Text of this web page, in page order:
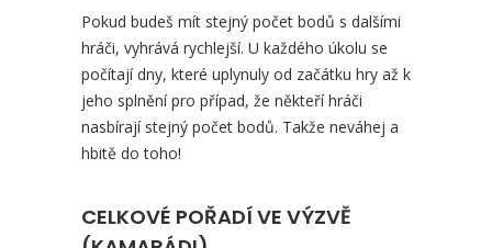
Pokud budeš mít stejný počet bodů s dalšími
hráči, vyhrává rychlejší. U každého úkolu se
počítají dny, které uplynuly od začátku hry až k
jeho splnění pro případ, že někteří hráči
nasbírají stejný počet bodů. Takže neváhej a
hbitě do toho!
CELKOVÉ POŘADÍ VE VÝZVĚ